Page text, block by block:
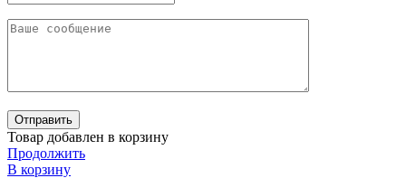
Товар добавлен в корзину
Продолжить
В корзину